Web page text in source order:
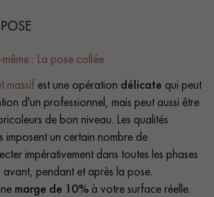
: La pose collée
massif est une opération délicate qui peut
d'un professionnel, mais peut aussi être
de bon niveau. Les qualités
imposent un certain nombre de
impérativement dans toutes les phases
pendant et après la pose.
marge de 10% à votre surface réelle.